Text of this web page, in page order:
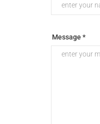
Message *